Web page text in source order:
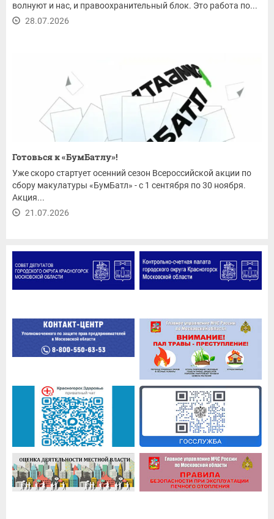
волнуют и нас, и правоохранительный блок. Это работа по...
28.07.2026
Готовься к «БумБатлу»!
Уже скоро стартует осенний сезон Всероссийской акции по
сбору макулатуры «БумБатл» - с 1 сентября по 30 ноября.
Акция...
21.07.2026